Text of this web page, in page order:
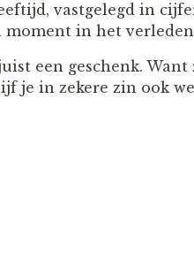
vastgelegd in
moment in het
een geschenk.
je in zekere zin ook